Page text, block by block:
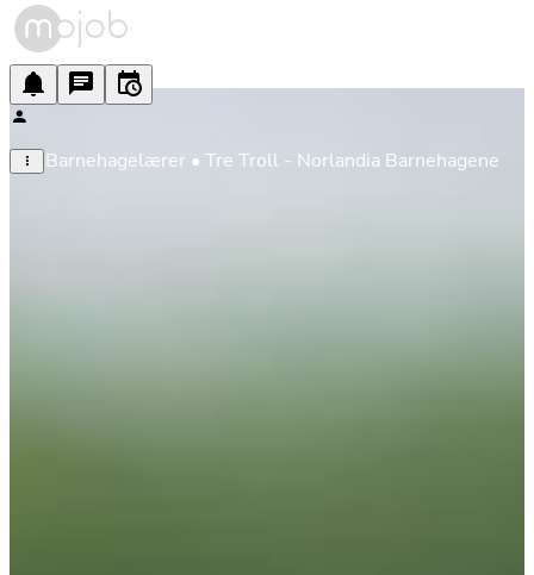
Barnehagelærer • Tre Troll - Norlandia Barnehagene